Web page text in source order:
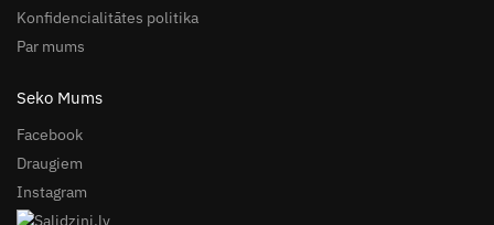
Konfidencialitātes politika
Par mums
Seko Mums
Facebook
Draugiem
Instagram